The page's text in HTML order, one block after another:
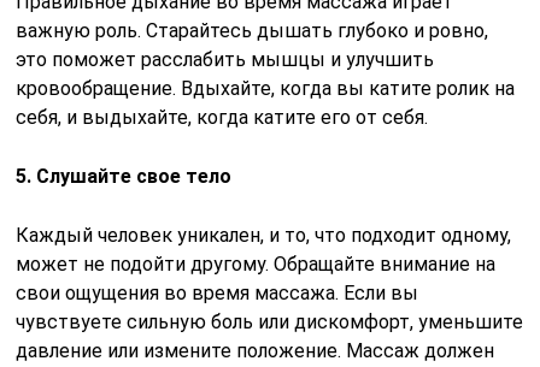
важную роль. Старайтесь дышать глубоко и ровно,
это поможет расслабить мышцы и улучшить
кровообращение. Вдыхайте, когда вы катите ролик на
себя, и выдыхайте, когда катите его от себя.
5. Слушайте свое тело
Каждый человек уникален, и то, что подходит одному,
может не подойти другому. Обращайте внимание на
свои ощущения во время массажа. Если вы
чувствуете сильную боль или дискомфорт, уменьшите
давление или измените положение. Массаж должен